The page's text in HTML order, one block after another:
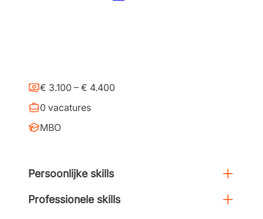
€ 3.100 – € 4.400
0 vacatures
MBO
Persoonlijke skills
Professionele skills